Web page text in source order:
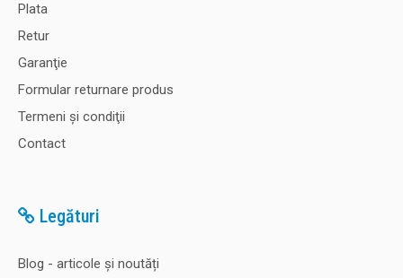
Plata
Retur
Garanţie
Formular returnare produs
Termeni şi condiţii
Contact
Legături
Blog - articole și noutăți